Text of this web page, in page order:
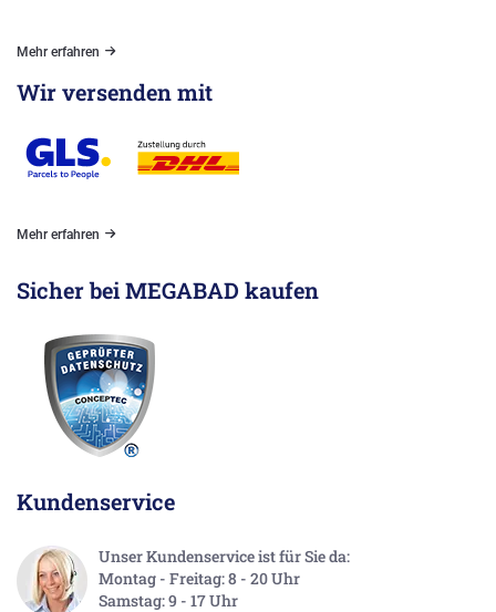
Mehr erfahren
Wir versenden mit
Mehr erfahren
Sicher bei MEGABAD kaufen
Kundenservice
Unser Kundenservice ist für Sie da:
Montag - Freitag: 8 - 20 Uhr
Samstag: 9 - 17 Uhr